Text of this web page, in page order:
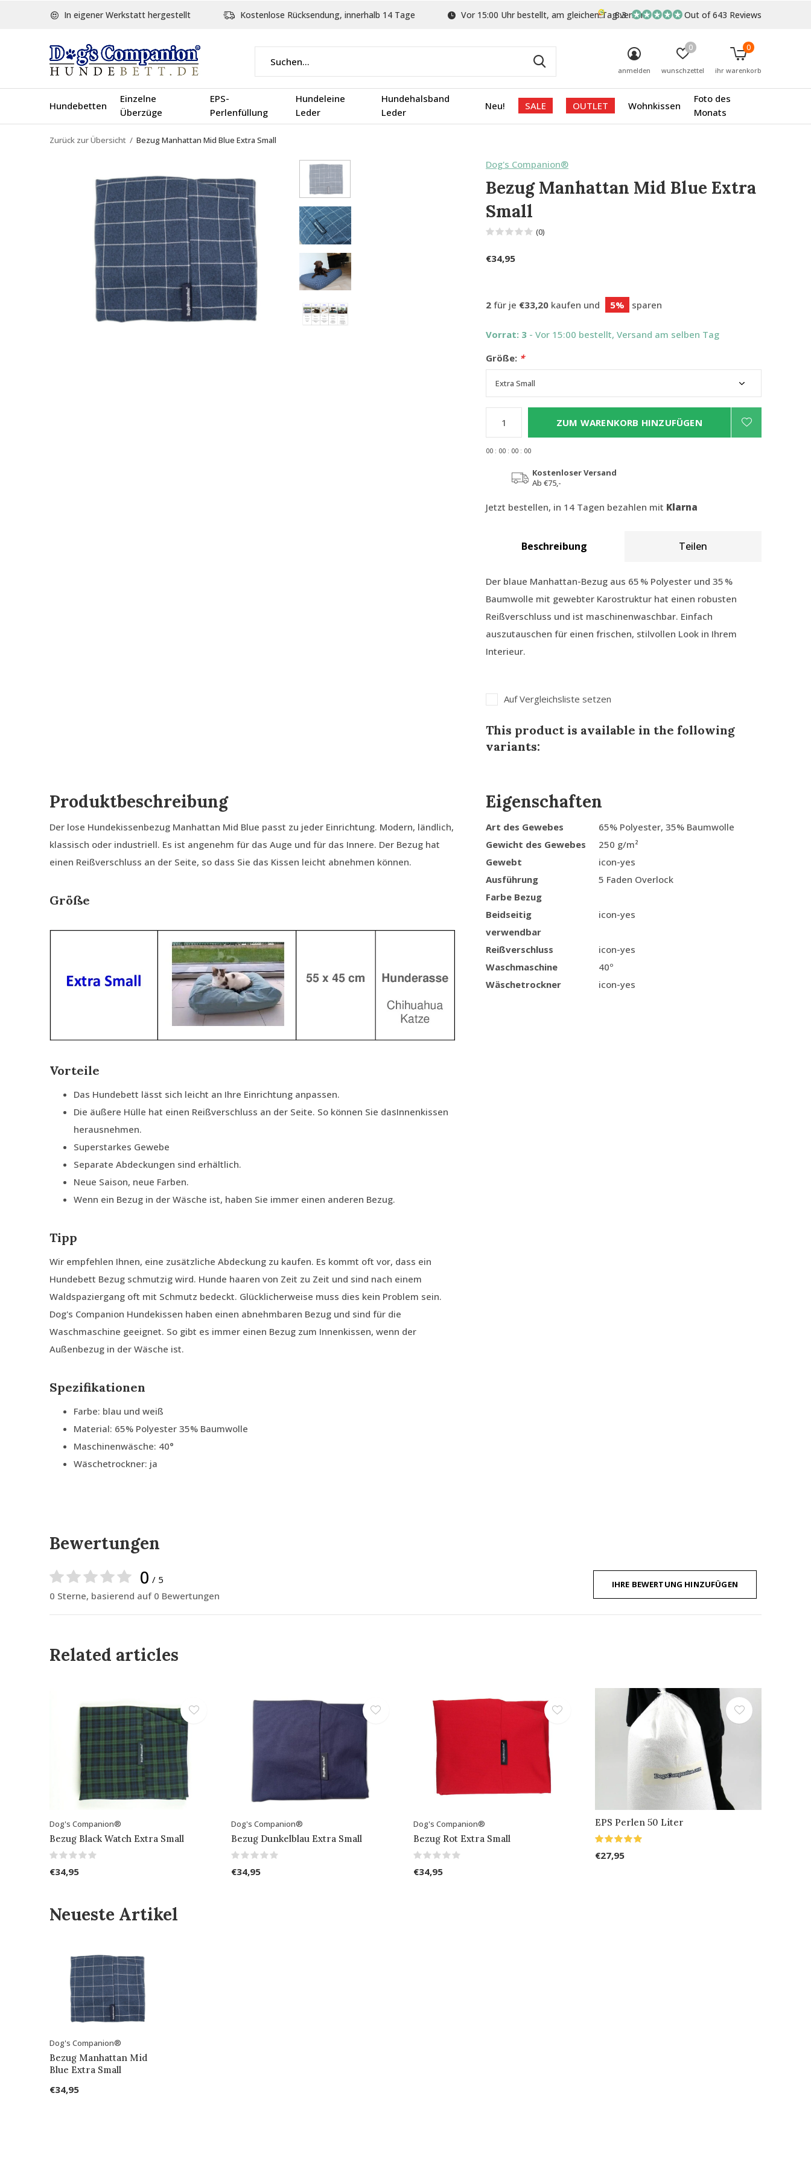
Hundebetten
Einzelne
Überzüge
EPS-
Perlenfüllung
Hundeleine
Leder
Hundehalsband
Leder
Neu! SALE OUTLET Wohnkissen
Foto des
Monats
anmelden wunschzettel
0
ihr warenkorb
0
In eigener Werkstatt hergestellt Kostenlose Rücksendung, innerhalb 14 Tage Vor 15:00 Uhr bestellt, am gleichen Tag versand
8.3 Out of 643 Reviews
Zurück zur Übersicht Bezug Manhattan Mid Blue Extra Small
Dog's Companion®
Bezug Manhattan Mid Blue Extra
Small
(0)
€34,95
2 für je €33,20 kaufen und 5% sparen
Vorrat: 3 - Vor 15:00 bestellt, Versand am selben Tag
Größe: *
ZUM WARENKORB HINZUFÜGEN
00 : 00 : 00 : 00
Kostenloser Versand
Ab €75,-
Jetzt bestellen, in 14 Tagen bezahlen mit Klarna
Beschreibung Teilen
Der blaue Manhattan-Bezug aus 65 % Polyester und 35 %
Baumwolle mit gewebter Karostruktur hat einen robusten
Reißverschluss und ist maschinenwaschbar. Einfach
auszutauschen für einen frischen, stilvollen Look in Ihrem
Interieur.
Auf Vergleichsliste setzen
This product is available in the following
variants:
Produktbeschreibung
Der lose Hundekissenbezug Manhattan Mid Blue passt zu jeder Einrichtung. Modern, ländlich,
klassisch oder industriell. Es ist angenehm für das Auge und für das Innere. Der Bezug hat
einen Reißverschluss an der Seite, so dass Sie das Kissen leicht abnehmen können.
Größe
Vorteile
Das Hundebett lässt sich leicht an Ihre Einrichtung anpassen.
Die äußere Hülle hat einen Reißverschluss an der Seite. So können Sie dasInnenkissen
herausnehmen.
Superstarkes Gewebe
Separate Abdeckungen sind erhältlich.
Neue Saison, neue Farben.
Wenn ein Bezug in der Wäsche ist, haben Sie immer einen anderen Bezug.
Tipp
Wir empfehlen Ihnen, eine zusätzliche Abdeckung zu kaufen. Es kommt oft vor, dass ein
Hundebett Bezug schmutzig wird. Hunde haaren von Zeit zu Zeit und sind nach einem
Waldspaziergang oft mit Schmutz bedeckt. Glücklicherweise muss dies kein Problem sein.
Dog's Companion Hundekissen haben einen abnehmbaren Bezug und sind für die
Waschmaschine geeignet. So gibt es immer einen Bezug zum Innenkissen, wenn der
Außenbezug in der Wäsche ist.
Spezifikationen
Farbe: blau und weiß
Material: 65% Polyester 35% Baumwolle
Maschinenwäsche: 40°
Wäschetrockner: ja
Eigenschaften
Art des Gewebes
65% Polyester, 35% Baumwolle
Gewicht des Gewebes
250 g/m²
Gewebt
icon-yes
Ausführung
5 Faden Overlock
Farbe Bezug
Beidseitig
verwendbar
icon-yes
Reißverschluss
icon-yes
Waschmaschine
40º
Wäschetrockner
icon-yes
Bewertungen
0 / 5
0 Sterne, basierend auf 0 Bewertungen
IHRE BEWERTUNG HINZUFÜGEN
Related articles
Dog's Companion®
Bezug Black Watch Extra Small
€34,95
Dog's Companion®
Bezug Dunkelblau Extra Small
€34,95
Dog's Companion®
Bezug Rot Extra Small
€34,95
EPS Perlen 50 Liter
€27,95
Neueste Artikel
Dog's Companion®
Bezug Manhattan Mid
Blue Extra Small
€34,95